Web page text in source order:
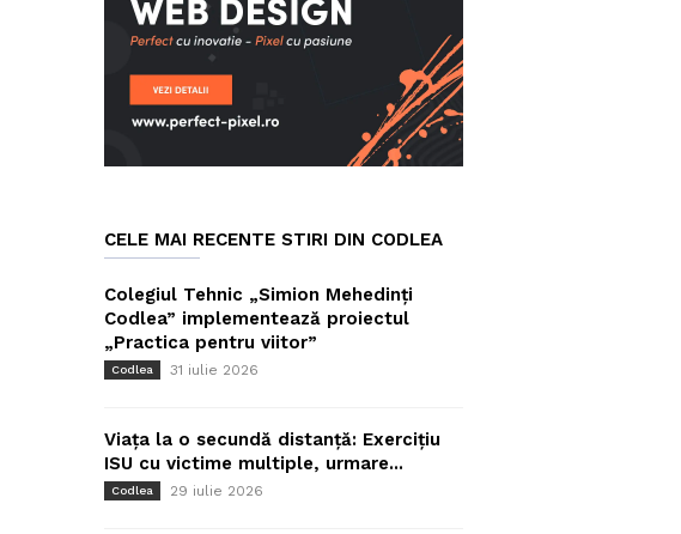
CELE MAI RECENTE STIRI DIN CODLEA
Colegiul Tehnic „Simion Mehedinți
Codlea” implementează proiectul
„Practica pentru viitor”
Codlea 31 iulie 2026
Viața la o secundă distanță: Exercițiu
ISU cu victime multiple, urmare...
Codlea 29 iulie 2026